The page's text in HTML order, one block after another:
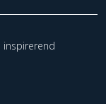
inspirerend